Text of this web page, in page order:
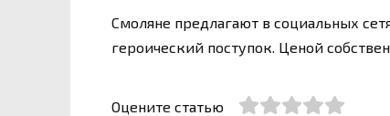
Смоляне предлагают в социальных
героический поступок. Ценой
Оцените статью